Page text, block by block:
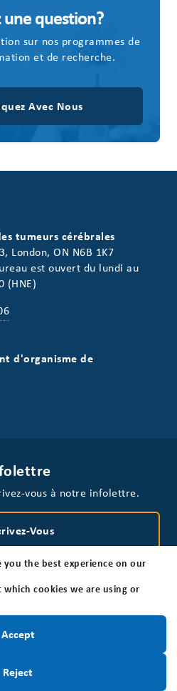
une question?
sur nos programmes de
et de recherche.
Avec Nous
tumeurs cérébrales
London, ON N6B 1K7
est ouvert du lundi au
(HNE)
d'organisme de
vous à notre infolettre.
Vous
des tumeurs cérébrales
you the best experience on our
cookies we are using or
Accept
Reject